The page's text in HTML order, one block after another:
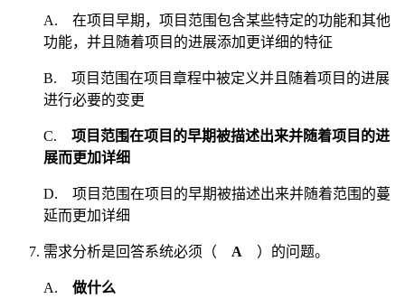
A. 在项目早期，项目范围包含某些特定的功能和其他
功能，并且随着项目的进展添加更详细的特征
B. 项目范围在项目章程中被定义并且随着项目的进展
进行必要的变更
C. 项目范围在项目的早期被描述出来并随着项目的进
展而更加详细
D. 项目范围在项目的早期被描述出来并随着范围的蔓
延而更加详细
需求分析是回答系统必须（ A ）的问题。
A. 做什么